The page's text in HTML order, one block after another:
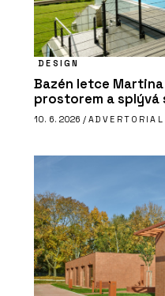
DESIGN
Bazén letce
prostorem a splývá
10. 6. 2026 / ADVERTORIAL